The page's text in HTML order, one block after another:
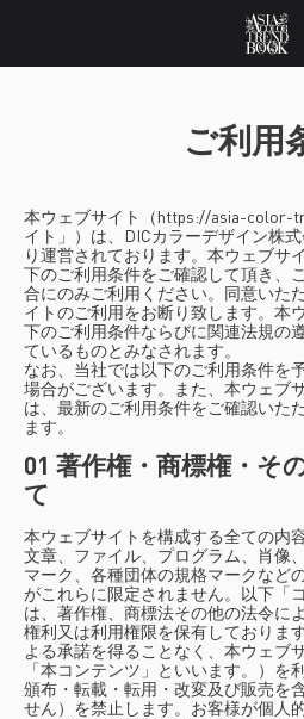
ご利用
本ウェブサイト（https://asia-color-
イト」）は、DICカラーデザイン株
り運営されております。本ウェブサ
下のご利用条件をご確認して頂き、
合にのみご利用ください。同意いた
イトのご利用をお断り致します。本
下のご利用条件ならびに関連法規の
ているものとみなされます。
なお、当社では以下のご利用条件を
場合がございます。また、本ウェブ
は、最新のご利用条件をご確認いた
ます。
01 著作権・商標権・そ
て
本ウェブサイトを構成する全ての内
文章、ファイル、プログラム、肖像
マーク、各種団体の規格マークなど
がこれらに限定されません。以下「
は、著作権、商標法その他の法令に
権利又は利用権限を保有しておりま
よる承諾を得ることなく、本ウェブ
「本コンテンツ」といいます。）を
頒布・転載・転用・改変及び販売を
せん）を禁止します。お客様が個人